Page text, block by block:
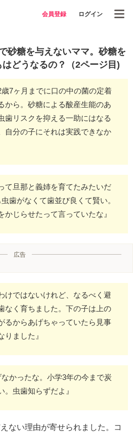
会員登録 ログイン
砂糖を与えないママ。砂糖を
どうなるの？（2ページ目)
歳7ヶ月までに口の中の菌の定着
から。砂糖による酸産生能のあ
歯リスクを抑える一助にはなる
自分の子にそれは実践できなか
て旦那と義姉を育てたみたいだ
歯がなくて歯並び良くて賢い。
かじらせたって言っていたな』
広告
けではないけれど、なるべく避
なく育ちました。下の子は上の
るからあげちゃっていたら見事
りました』
なかったな。小学3年の今まで炭
虫歯知らずだよ』
ない理由が寄せられました。コ